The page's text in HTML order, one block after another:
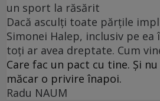
un sport la răsărit
Dacă asculți toate părțile
Simonei Halep, inclusiv pe ea
toți ar avea dreptate. Cum
Care fac un pact cu tine. Și
măcar o privire înapoi.
Radu NAUM